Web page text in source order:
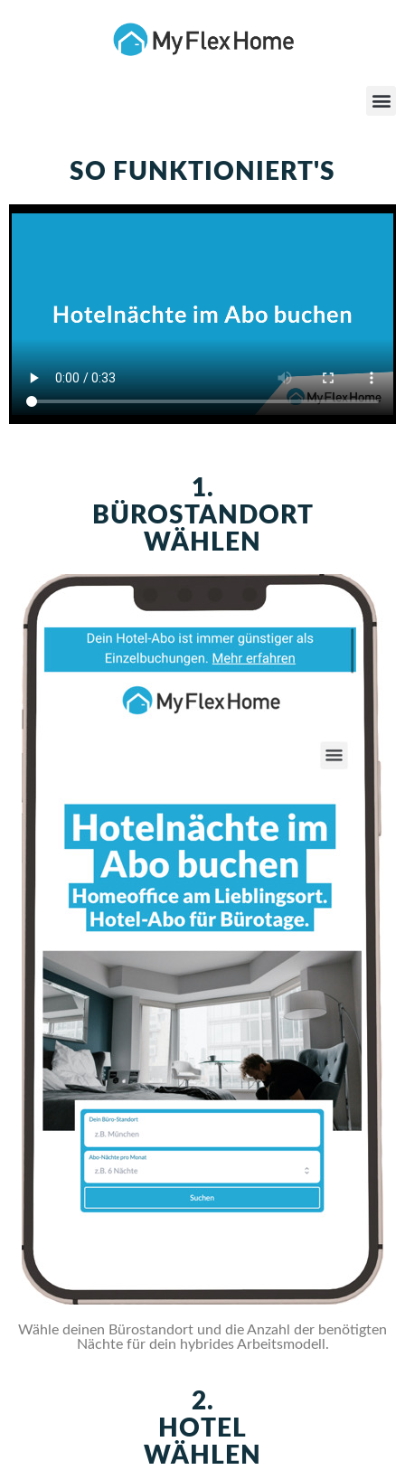
SO FUNKTIONIERT'S
1.
BÜROSTANDORT
WÄHLEN
Wähle deinen Bürostandort und die Anzahl der benötigten
Nächte für dein hybrides Arbeitsmodell.
2.
HOTEL
WÄHLEN